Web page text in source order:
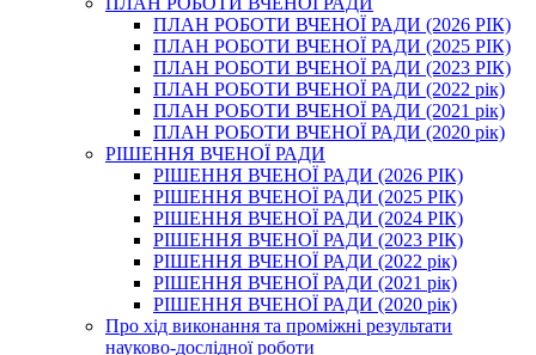
ПЛАН РОБОТИ ВЧЕНОЇ РАДИ (2026 РІК)
ПЛАН РОБОТИ ВЧЕНОЇ РАДИ (2025 РІК)
ПЛАН РОБОТИ ВЧЕНОЇ РАДИ (2023 РІК)
ПЛАН РОБОТИ ВЧЕНОЇ РАДИ (2022 рік)
ПЛАН РОБОТИ ВЧЕНОЇ РАДИ (2021 рік)
ПЛАН РОБОТИ ВЧЕНОЇ РАДИ (2020 рік)
РІШЕННЯ ВЧЕНОЇ РАДИ
РІШЕННЯ ВЧЕНОЇ РАДИ (2026 РІК)
РІШЕННЯ ВЧЕНОЇ РАДИ (2025 РІК)
РІШЕННЯ ВЧЕНОЇ РАДИ (2024 РІК)
РІШЕННЯ ВЧЕНОЇ РАДИ (2023 РІК)
РІШЕННЯ ВЧЕНОЇ РАДИ (2022 рік)
РІШЕННЯ ВЧЕНОЇ РАДИ (2021 рік)
РІШЕННЯ ВЧЕНОЇ РАДИ (2020 рік)
Про хід виконання та проміжні результати
науково-дослідної роботи